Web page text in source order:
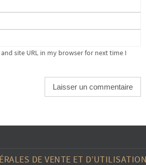
site URL in my browser for next time I
DE VENTE ET